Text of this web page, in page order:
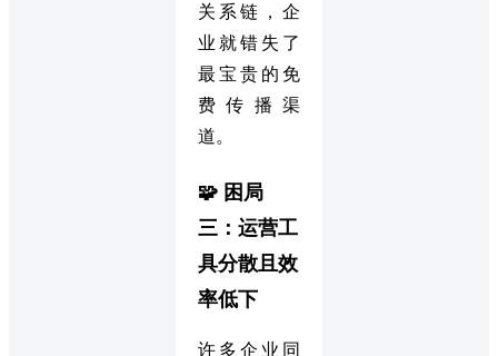
关系链，企
业就错失了
最宝贵的免
费传播渠
道。
🧩 困局
三：运营工
具分散且效
率低下
许多企业同